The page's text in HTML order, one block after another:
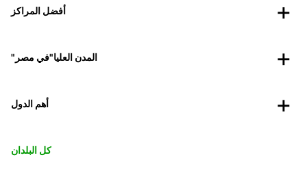
أفضل المراكز
"المدن العليا"في مصر
أهم الدول
كل البلدان